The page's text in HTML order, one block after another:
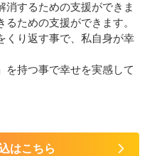
消するための支援ができま
ための支援ができます。
くり返す事で、私自身が幸
を持つ事で幸せを実感して
はこちら